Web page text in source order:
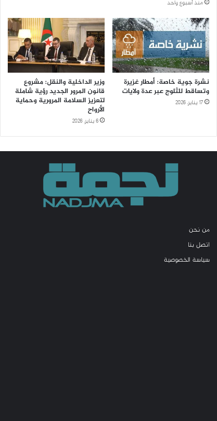
منذ أسبوع واحد
نشرة جوية خاصة: أمطار غزيرة
وتساقط للثلوج عبر عدة ولايات
17 يناير، 2026
وزير الداخلية والنقل: مشروع
قانون المرور الجديد رؤية شاملة
لتعزيز السلامة المرورية وحماية
الأرواح
6 يناير، 2026
من نحن
اتصل بنا
سياسة الخصوصية